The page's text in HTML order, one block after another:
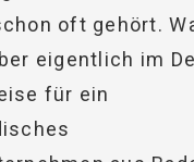
oft gehört.
eigentlich im
für ein